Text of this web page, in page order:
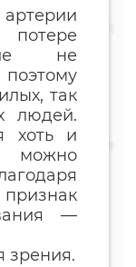
не
так
людей.
хоть и
—
зрения.